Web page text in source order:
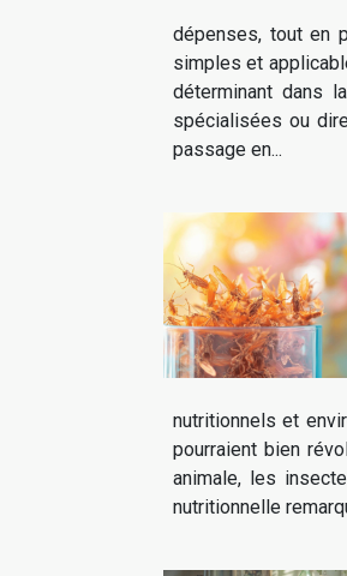
dépenses, tout en
simples et
déterminant dans
spécialisées ou
passage en...
nutritionnels et
pourraient bien
animale, les
nutritionnelle